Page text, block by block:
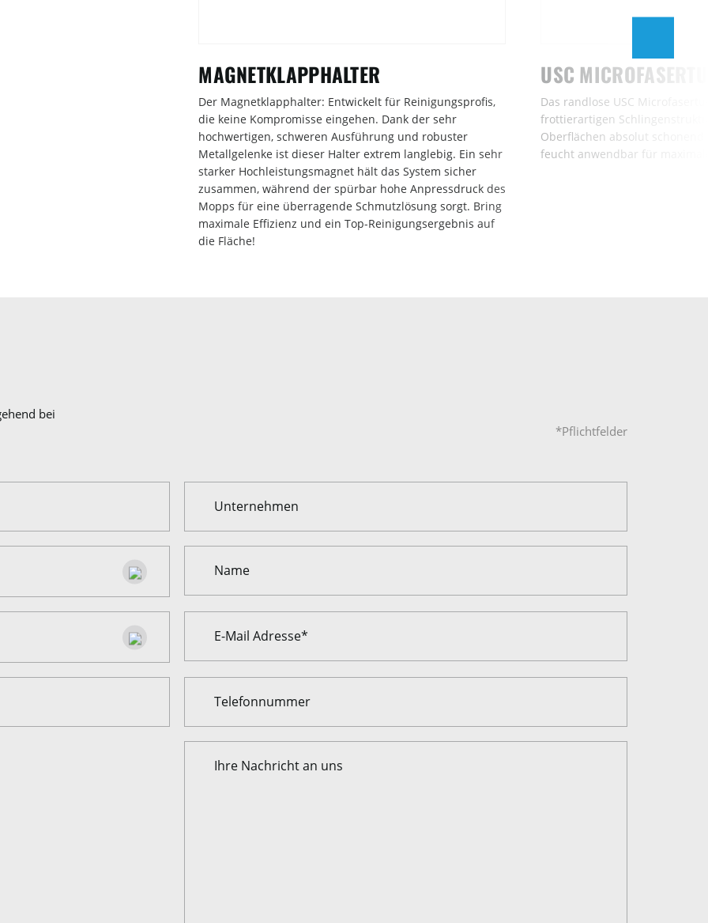
MAGNETKLAPPHALTER
Der Magnetklapphalter: Entwickelt für Reinigungsprofis,
die keine Kompromisse eingehen. Dank der sehr
hochwertigen, schweren Ausführung und robuster
Metallgelenke ist dieser Halter extrem langlebig. Ein sehr
starker Hochleistungsmagnet hält das System sicher
zusammen, während der spürbar hohe Anpressdruck des
Mopps für eine überragende Schmutzlösung sorgt. Bring
maximale Effizienz und ein Top-Reinigungsergebnis auf
die Fläche!
USC
Das randlose USC
frottierartigen
Oberflächen absolut
feucht anwendbar für
bei
*Pflichtfelder
Unternehmen
Name
E-Mail Adresse*
Telefonnummer
Ihre Nachricht an uns